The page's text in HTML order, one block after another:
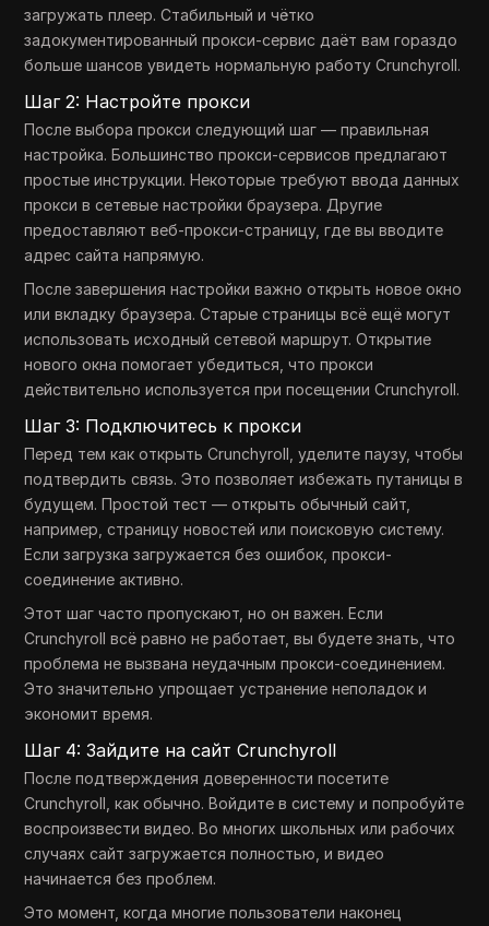
загружать плеер. Стабильный и чётко
задокументированный прокси-сервис даёт вам гораздо
больше шансов увидеть нормальную работу Crunchyroll.
Шаг 2: Настройте прокси
После выбора прокси следующий шаг — правильная
настройка. Большинство прокси-сервисов предлагают
простые инструкции. Некоторые требуют ввода данных
прокси в сетевые настройки браузера. Другие
предоставляют веб-прокси-страницу, где вы вводите
адрес сайта напрямую.
После завершения настройки важно открыть новое окно
или вкладку браузера. Старые страницы всё ещё могут
использовать исходный сетевой маршрут. Открытие
нового окна помогает убедиться, что прокси
действительно используется при посещении Crunchyroll.
Шаг 3: Подключитесь к прокси
Перед тем как открыть Crunchyroll, уделите паузу, чтобы
подтвердить связь. Это позволяет избежать путаницы в
будущем. Простой тест — открыть обычный сайт,
например, страницу новостей или поисковую систему.
Если загрузка загружается без ошибок, прокси-
соединение активно.
Этот шаг часто пропускают, но он важен. Если
Crunchyroll всё равно не работает, вы будете знать, что
проблема не вызвана неудачным прокси-соединением.
Это значительно упрощает устранение неполадок и
экономит время.
Шаг 4: Зайдите на сайт Crunchyroll
После подтверждения доверенности посетите
Crunchyroll, как обычно. Войдите в систему и попробуйте
воспроизвести видео. Во многих школьных или рабочих
случаях сайт загружается полностью, и видео
начинается без проблем.
Это момент, когда многие пользователи наконец